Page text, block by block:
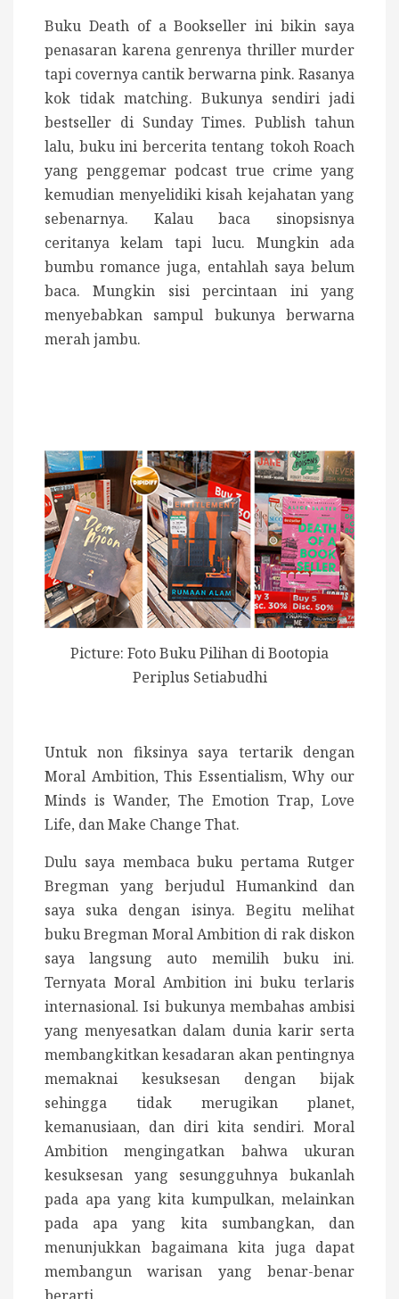
Buku Death of a Bookseller ini bikin saya
penasaran karena genrenya thriller murder
tapi covernya cantik berwarna pink. Rasanya
kok tidak matching. Bukunya sendiri jadi
bestseller di Sunday Times. Publish tahun
lalu, buku ini bercerita tentang tokoh Roach
yang penggemar podcast true crime yang
kemudian menyelidiki kisah kejahatan yang
sebenarnya. Kalau baca sinopsisnya
ceritanya kelam tapi lucu. Mungkin ada
bumbu romance juga, entahlah saya belum
baca. Mungkin sisi percintaan ini yang
menyebabkan sampul bukunya berwarna
merah jambu.
Picture: Foto Buku Pilihan di Bootopia
Periplus Setiabudhi
Untuk non fiksinya saya tertarik dengan
Moral Ambition, This Essentialism, Why our
Minds is Wander, The Emotion Trap, Love
Life, dan Make Change That.
Dulu saya membaca buku pertama Rutger
Bregman yang berjudul Humankind dan
saya suka dengan isinya. Begitu melihat
buku Bregman Moral Ambition di rak diskon
saya langsung auto memilih buku ini.
Ternyata Moral Ambition ini buku terlaris
internasional. Isi bukunya membahas ambisi
yang menyesatkan dalam dunia karir serta
membangkitkan kesadaran akan pentingnya
memaknai kesuksesan dengan bijak
sehingga tidak merugikan planet,
kemanusiaan, dan diri kita sendiri. Moral
Ambition mengingatkan bahwa ukuran
kesuksesan yang sesungguhnya bukanlah
pada apa yang kita kumpulkan, melainkan
pada apa yang kita sumbangkan, dan
menunjukkan bagaimana kita juga dapat
membangun warisan yang benar-benar